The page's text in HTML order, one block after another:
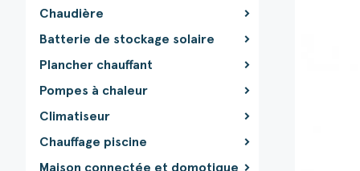
Chaudière
Batterie de stockage solaire
Plancher chauffant
Pompes à chaleur
Climatiseur
Chauffage piscine
Maison connectée et domotique